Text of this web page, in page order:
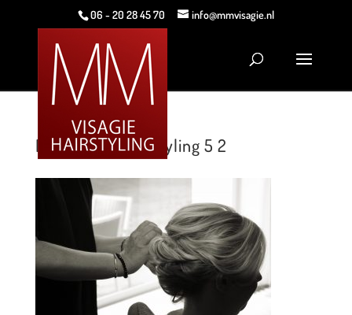
06 - 20 28 45 70 info@mmvisagie.nl
MM Visagie Hairstyling 5 2